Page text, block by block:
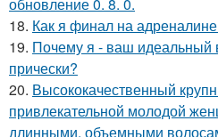
18. Как я финал на
19. Почему я - ваш идеальный
прически?
20. Высококачественный
привлекательной молодой
длинными, объемными